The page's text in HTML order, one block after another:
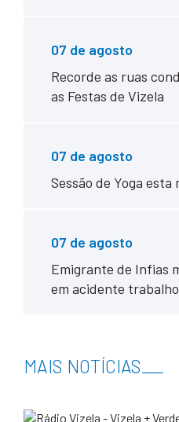
07 de agosto
Recorde as ruas
as Festas de Vizela
07 de agosto
Sessão de Yoga
07 de agosto
Emigrante de Infias
em acidente trabalho
MAIS NOTÍCIAS